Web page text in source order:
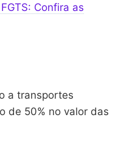
Confira as
a transportes
de 50% no valor das